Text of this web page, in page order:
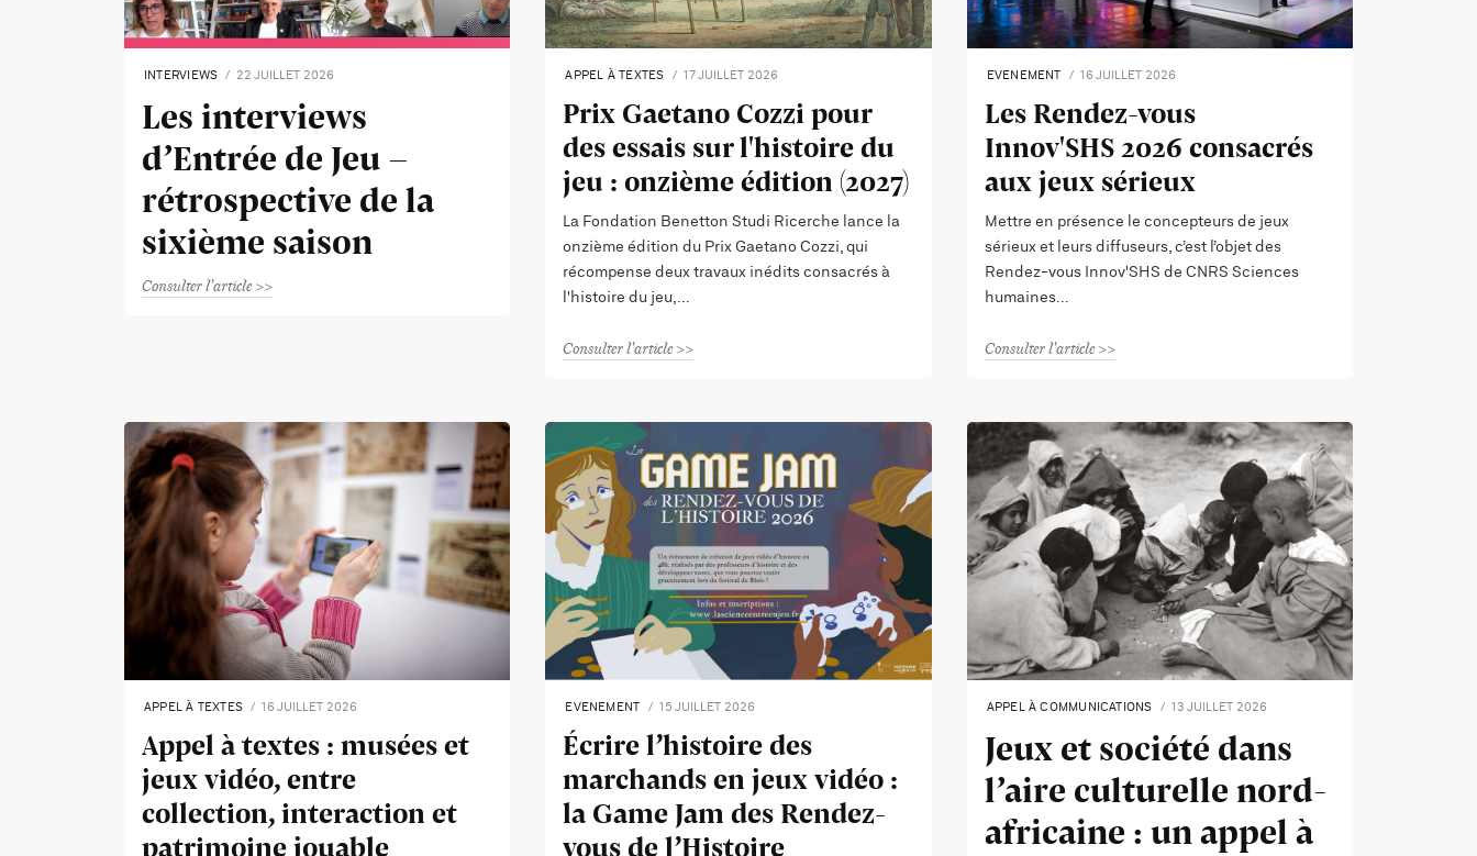
INTERVIEWS 22 JUILLET 2026
Les interviews
d’Entrée de Jeu -
rétrospective de la
sixième saison
Consulter l'article
APPEL À TEXTES 17 JUILLET 2026
Prix Gaetano Cozzi pour
des essais sur l'histoire du
jeu : onzième édition (2027)
La Fondation Benetton Studi Ricerche lance la
onzième édition du Prix Gaetano Cozzi, qui
récompense deux travaux inédits consacrés à
l'histoire du jeu,
Consulter l'article
EVENEMENT 16 JUILLET 2026
Les Rendez-vous
Innov'SHS 2026 consacrés
aux jeux sérieux
Mettre en présence le concepteurs de jeux
sérieux et leurs diffuseurs, c’est l’objet des
Rendez-vous Innov'SHS de CNRS Sciences
humaines
Consulter l'article
APPEL À TEXTES 16 JUILLET 2026
Appel à textes : musées et
jeux vidéo, entre
collection, interaction et
patrimoine jouable
EVENEMENT 15 JUILLET 2026
Écrire l’histoire des
marchands en jeux vidéo :
la Game Jam des Rendez-
vous de l’Histoire
APPEL À COMMUNICATIONS 13 JUILLET 2026
Jeux et société dans
l’aire culturelle nord-
africaine : un appel à